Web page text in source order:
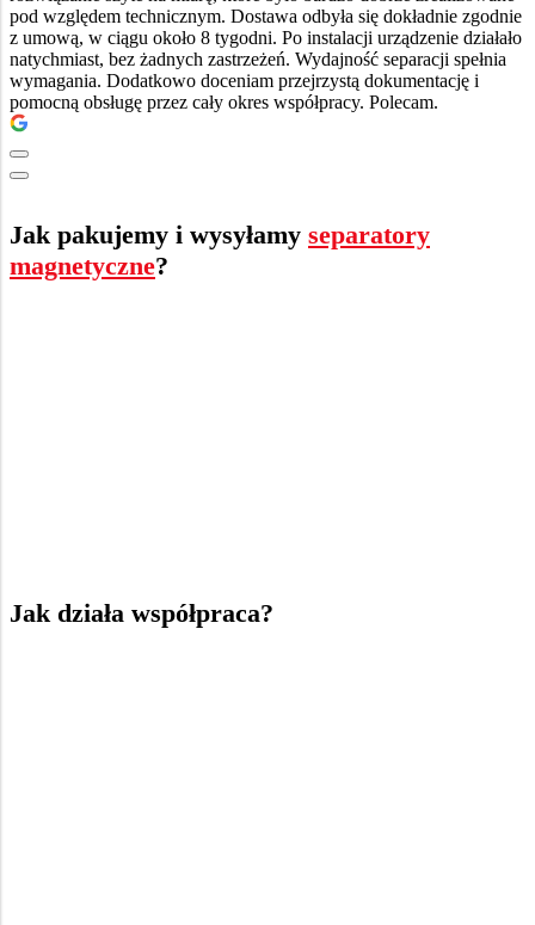
pod względem technicznym. Dostawa odbyła się dokładnie zgodnie
z umową, w ciągu około 8 tygodni. Po instalacji urządzenie działało
natychmiast, bez żadnych zastrzeżeń. Wydajność separacji spełnia
wymagania. Dodatkowo doceniam przejrzystą dokumentację i
pomocną obsługę przez cały okres współpracy. Polecam.
Jak pakujemy i wysyłamy separatory
magnetyczne?
Jak działa współpraca?